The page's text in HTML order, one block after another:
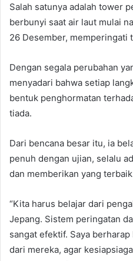
Salah satunya adalah tower
berbunyi saat air laut mulai
26 Desember, memperingati
Dengan segala perubahan
menyadari bahwa setiap
bentuk penghormatan
tiada.
Dari bencana besar itu, ia
penuh dengan ujian, selalu
dan memberikan yang
“Kita harus belajar dari
Jepang. Sistem peringatan
sangat efektif. Saya
dari mereka, agar